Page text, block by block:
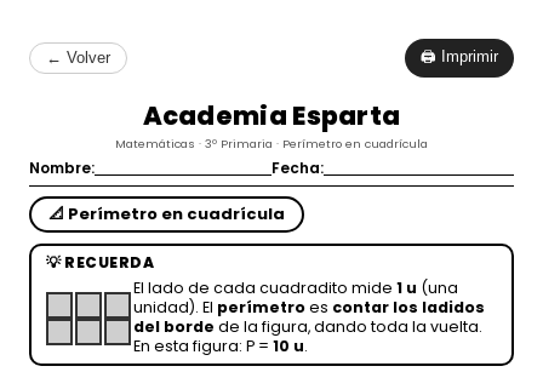
← Volver 🖨 Imprimir
Academia Esparta
Matemáticas · 3º Primaria · Perímetro en cuadrícula
Nombre: Fecha:
📐 Perímetro en cuadrícula
💡 RECUERDA
El lado de cada cuadradito mide 1 u (una
unidad). El perímetroes contar los ladidos
del borde de la figura, dando toda la vuelta.
En esta figura: P = 10 u.